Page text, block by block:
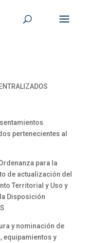
pertenecientes al
para la
de actualización del
Territorial y Uso y
Disposición
y nominación de
equipamientos y